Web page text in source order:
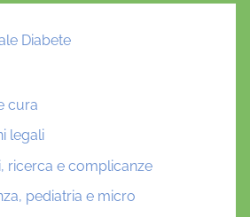
Diabete
cura
legali
ricerca e complicanze
pediatria e micro